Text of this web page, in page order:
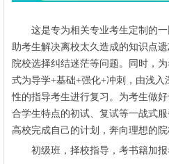
这是专为相关专业考生定制的一
助考生解决离校太久造成的知识点
院校选择纠结迷茫等问题。同时，
式为导学+基础+强化+冲刺，由浅
性的指导考生进行复习。为考生做
合学生特点的初试、复试等一战式
高校完成自己的计划，奔向理想的院
初级班，择校指导，考书籍加报